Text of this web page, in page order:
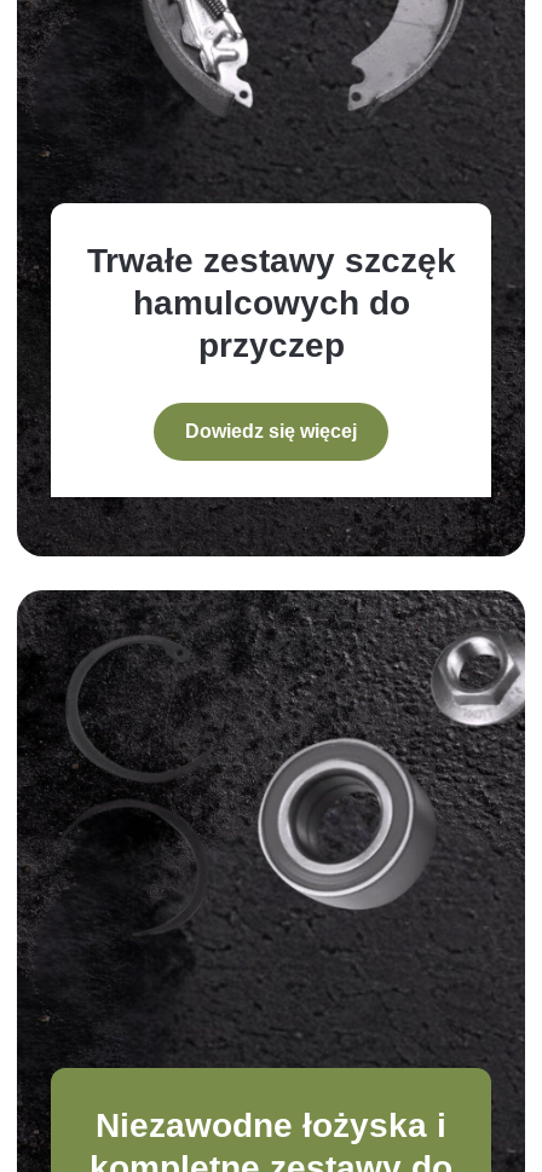
Trwałe zestawy szczęk
hamulcowych do
przyczep
Dowiedz się więcej
Niezawodne łożyska i